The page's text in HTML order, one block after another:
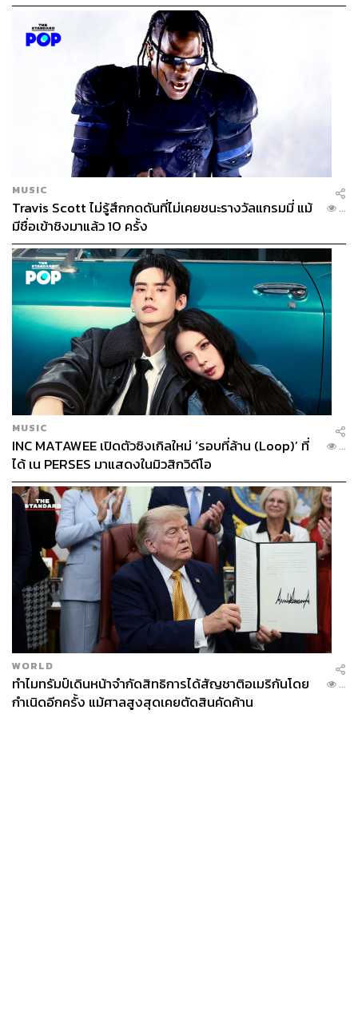
MUSIC
Travis Scott ไม่รู้สึกกดดันที่ไม่เคยชนะรางวัลแกรมมี่ แม้
มีชื่อเข้าชิงมาแล้ว 10 ครั้ง
...
MUSIC
INC MATAWEE เปิดตัวซิงเกิลใหม่ ‘รอบที่ล้าน (Loop)’ ที่
ได้ เน PERSES มาแสดงในมิวสิกวิดีโอ
...
WORLD
ทำไมทรัมป์เดินหน้าจำกัดสิทธิการได้สัญชาติอเมริกันโดย
กำเนิดอีกครั้ง แม้ศาลสูงสุดเคยตัดสินคัดค้าน
...